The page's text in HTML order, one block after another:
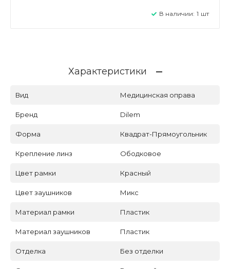
В наличии: 1 шт
Характеристики
Вид Медицинская оправа
Бренд Dilem
Форма Квадрат-Прямоугольник
Крепление линз Ободковое
Цвет рамки Красный
Цвет заушников Микс
Материал рамки Пластик
Материал заушников Пластик
Отделка Без отделки